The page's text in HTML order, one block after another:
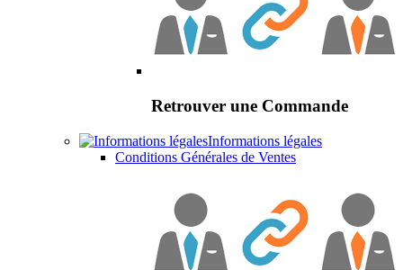
Retrouver une Commande
Informations légales
Conditions Générales de Ventes